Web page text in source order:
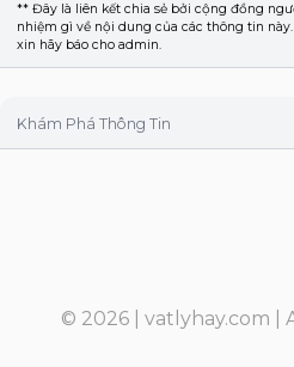
** Đây là liên kết chia sẻ bởi cộng đồng
nhiệm gì về nội dung của các thông tin
xin hãy báo cho admin.
Khám Phá Thông Tin
© 2026 | vatlyhay.com |